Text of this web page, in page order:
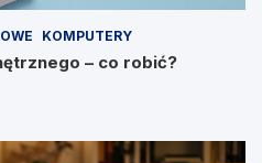
KOMPUTERY
– co robić?